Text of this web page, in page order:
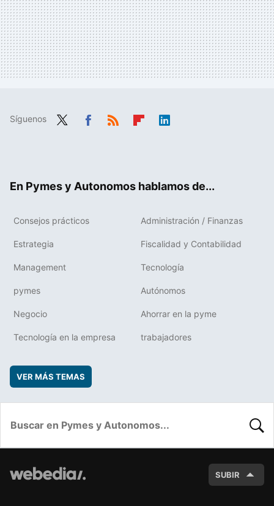
Síguenos
En Pymes y Autonomos hablamos de...
Consejos prácticos Administración / Finanzas
Estrategia Fiscalidad y Contabilidad
Management Tecnología
pymes Autónomos
Negocio Ahorrar en la pyme
Tecnología en la empresa trabajadores
VER MÁS TEMAS
SUBIR